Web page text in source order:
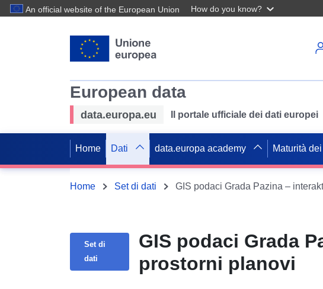
An official website of the European Union How do you know?
European data
data.europa.eu Il portale ufficiale dei dati europei
Home Dati data.europa academy Maturità
Home Set di dati GIS podaci Grada Pazina –
Set di
dati
GIS podaci Grada
prostorni planovi